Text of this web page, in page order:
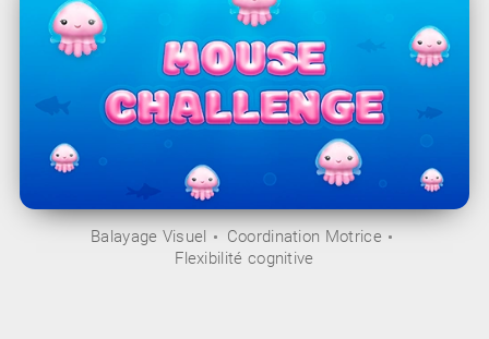
Balayage Visuel
Coordination Motrice
Flexibilité cognitive